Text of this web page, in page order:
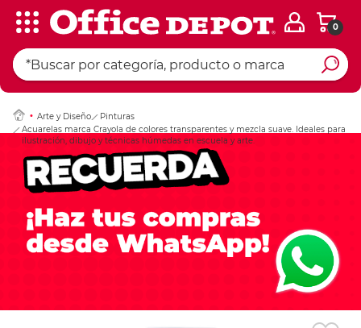
0
Arte y Diseño
Pinturas
Acuarelas marca Crayola de colores transparentes y mezcla suave. Ideales para
ilustración, dibujo y técnicas húmedas en escuela y arte.
Ingresar Codigo